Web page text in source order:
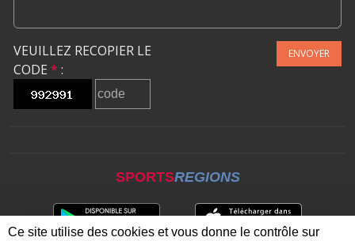
VEUILLEZ RECOPIER LE
CODE * :
ENVOYER
SPORTSREGIONS
Ce site utilise des cookies et vous donne le contrôle sur